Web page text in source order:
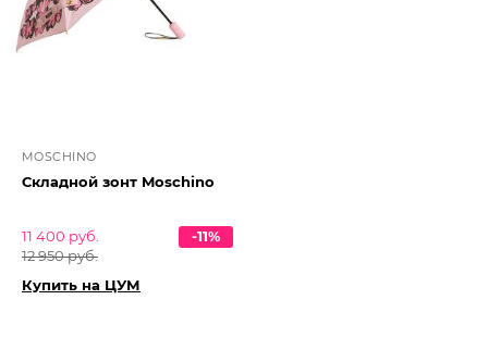
MOSCHINO
Складной зонт Moschino
11 400 руб.
12 950 руб.
-11%
Купить на ЦУМ